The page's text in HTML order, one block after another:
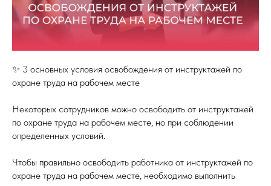
✨ 3 основных условия освобождения от инструктажей по
охране труда на рабочем месте
Некоторых сотрудников можно освободить от инструктажей
по охране труда на рабочем месте, но при соблюдении
определенных условий.
Чтобы правильно освободить работника от инструктажей по
охране труда на рабочем месте, необходимо выполнить